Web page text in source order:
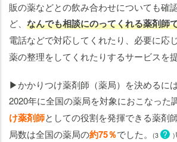
販の薬などとの飲み合わせについても確
ど、 なんでも相談にのってくれる薬剤師
電話などで対応してくれたり、必要に応
薬の整理をしてくれたりするサービスを
▶かかりつけ薬剤師（薬局）を決めるに
2020年に全国の薬局を対象におこなった
け薬剤師としての役割を発揮できる薬剤
局数は全国の薬局の約75％でした。 (3 ? )